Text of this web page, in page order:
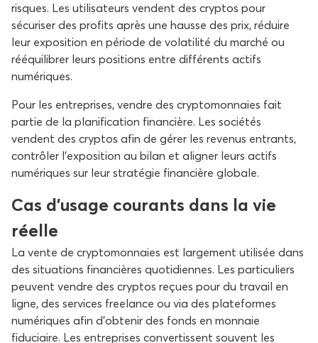
risques. Les utilisateurs vendent des cryptos pour
sécuriser des profits après une hausse des prix, réduire
leur exposition en période de volatilité du marché ou
rééquilibrer leurs positions entre différents actifs
numériques.
Pour les entreprises, vendre des cryptomonnaies fait
partie de la planification financière. Les sociétés
vendent des cryptos afin de gérer les revenus entrants,
contrôler l’exposition au bilan et aligner leurs actifs
numériques sur leur stratégie financière globale.
Cas d’usage courants dans la vie
réelle
La vente de cryptomonnaies est largement utilisée dans
des situations financières quotidiennes. Les particuliers
peuvent vendre des cryptos reçues pour du travail en
ligne, des services freelance ou via des plateformes
numériques afin d’obtenir des fonds en monnaie
fiduciaire. Les entreprises convertissent souvent les